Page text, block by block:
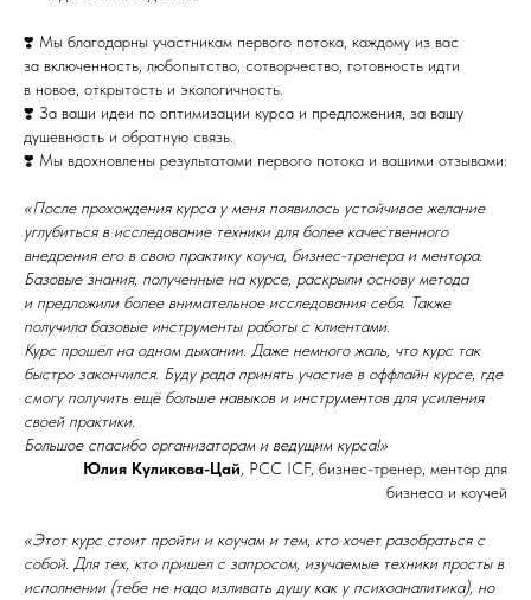
❣️ Мы благодарны участникам первого потока, каждому из вас
за включенность, любопытство, сотворчество, готовность идти
в новое, открытость и экологичность.
❣️ За ваши идеи по оптимизации курса и предложения, за вашу
душевность и обратную связь.
❣️ Мы вдохновлены результатами первого потока и вашими отзывами:
«После прохождения курса у меня появилось устойчивое желание
углубиться в исследование техники для более качественного
внедрения его в свою практику коуча, бизнес-тренера и ментора.
Базовые знания, полученные на курсе, раскрыли основу метода
и предложили более внимательное исследования себя. Также
получила базовые инструменты работы с клиентами.
Курс прошёл на одном дыхании. Даже немного жаль, что курс так
быстро закончился. Буду рада принять участие в оффлайн курсе, где
смогу получить ещё больше навыков и инструментов для усиления
своей практики.
Большое спасибо организаторам и ведущим курса!»
Юлия Куликова-Цай , РСС ICF, бизнес-тренер, ментор для
бизнеса и коучей
«Этот курс стоит пройти и коучам и тем, кто хочет разобраться с
собой. Для тех, кто пришел с запросом, изучаемые техники просты в
исполнении (тебе не надо изливать душу как у психоаналитика), но